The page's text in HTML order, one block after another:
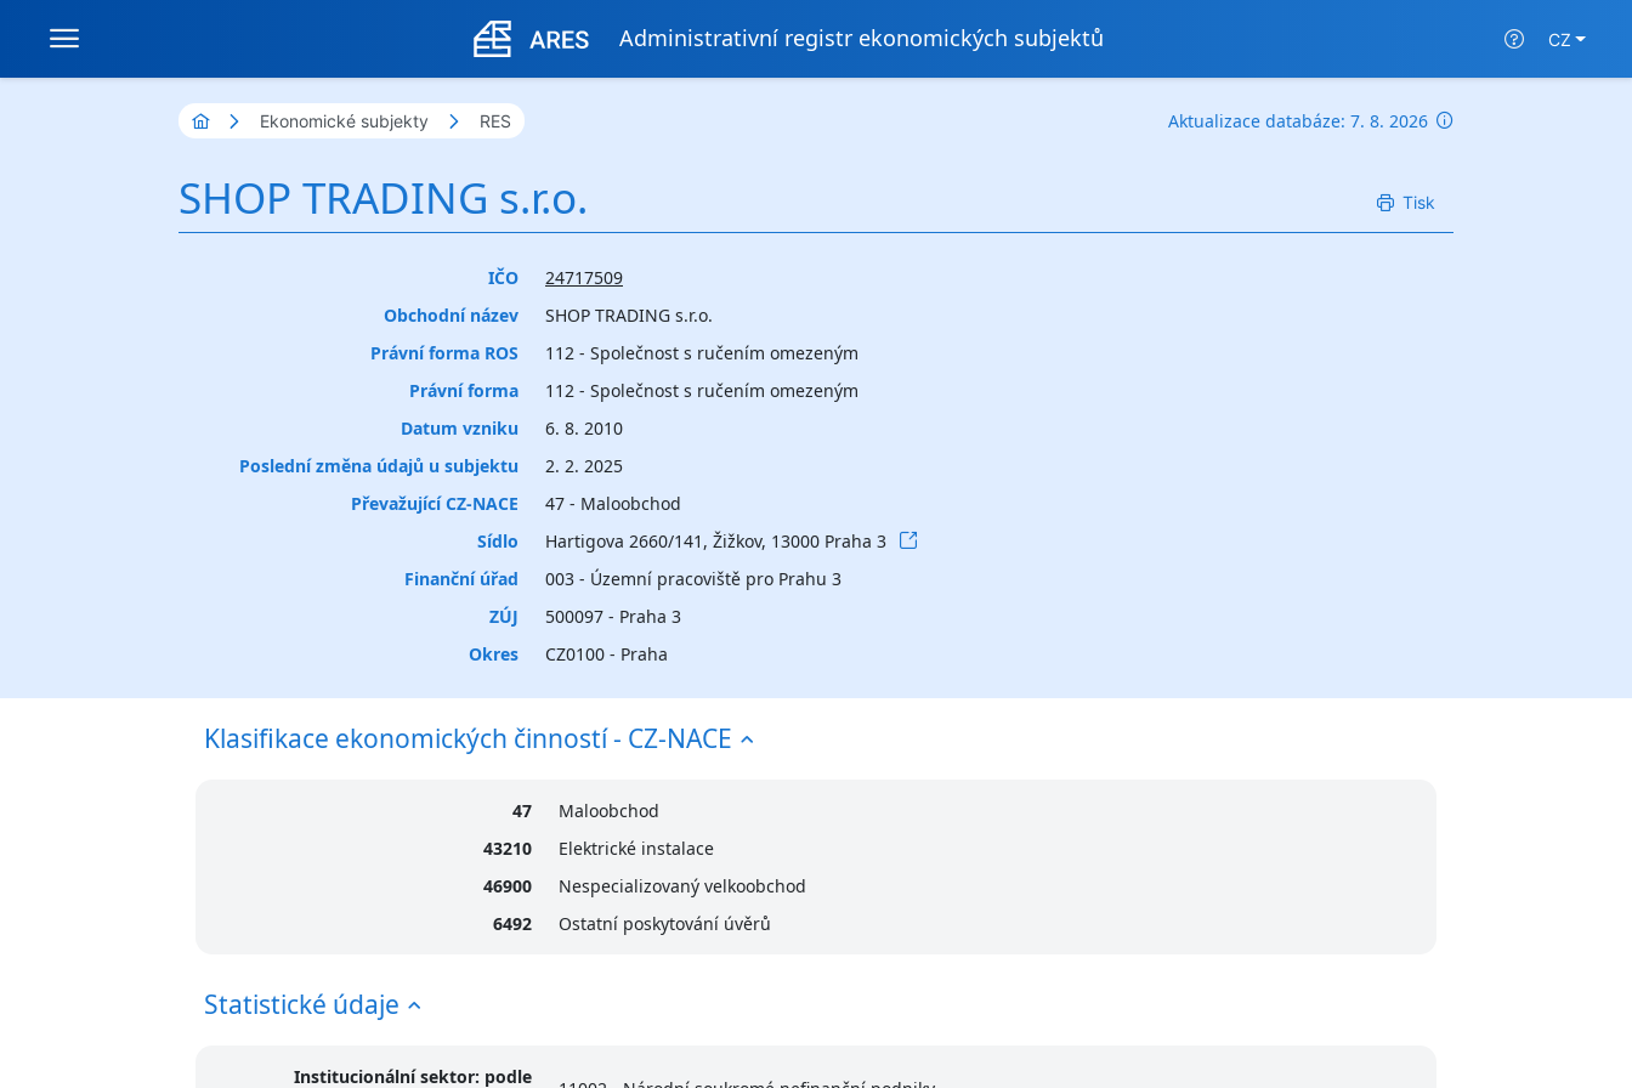
Administrativní registr ekonomických subjektů CZ
Ekonomické subjekty RES Aktualizace databáze: 7. 8. 2026
SHOP TRADING s.r.o. Tisk
IČO
24717509
Obchodní název
SHOP TRADING s.r.o.
Právní forma ROS
112 - Společnost s ručením omezeným
Právní forma
112 - Společnost s ručením omezeným
Datum vzniku
6. 8. 2010
Poslední změna údajů u subjektu
2. 2. 2025
Převažující CZ-NACE
47 - Maloobchod
Sídlo
Hartigova 2660/141, Žižkov, 13000 Praha 3
Finanční úřad
003 - Územní pracoviště pro Prahu 3
ZÚJ
500097 - Praha 3
Okres
CZ0100 - Praha
Klasifikace ekonomických činností - CZ-NACE
47
Maloobchod
43210
Elektrické instalace
46900
Nespecializovaný velkoobchod
6492
Ostatní poskytování úvěrů
Statistické údaje
Institucionální sektor: podle